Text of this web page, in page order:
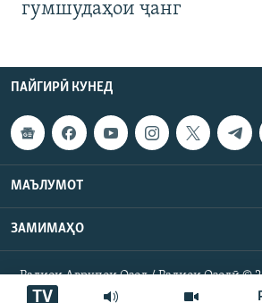
TV
гумшудаҳои ҷанг
ПАЙГИРӢ КУНЕД
МАЪЛУМОТ
ЗАМИМАҲО
Радиои Аврупои Озод / Радиои Озодӣ ©
Ҳамаи ҳуқуқ маҳфуз аст.